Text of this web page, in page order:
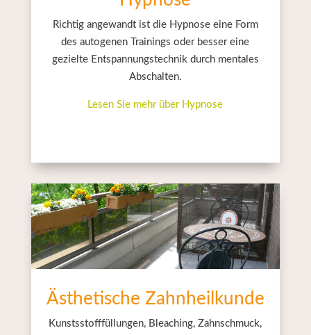
Richtig angewandt ist die Hypnose eine Form
des autogenen Trainings oder besser eine
gezielte Entspannungstechnik durch mentales
Abschalten.
Lesen Sie mehr über Hypnose
Ästhetische Zahnheilkunde
Kunstsstofffüllungen, Bleaching, Zahnschmuck,